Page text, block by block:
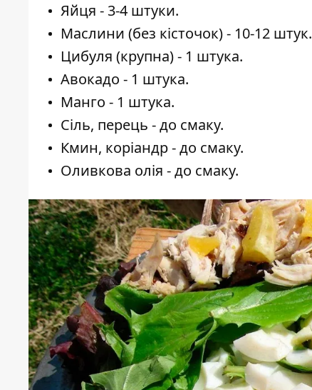
Яйця - 3-4 штуки.
Маслини (без кісточок) - 10-12 штук.
Цибуля (крупна) - 1 штука.
Авокадо - 1 штука.
Манго - 1 штука.
Сіль, перець - до смаку.
Кмин, коріандр - до смаку.
Оливкова олія - до смаку.